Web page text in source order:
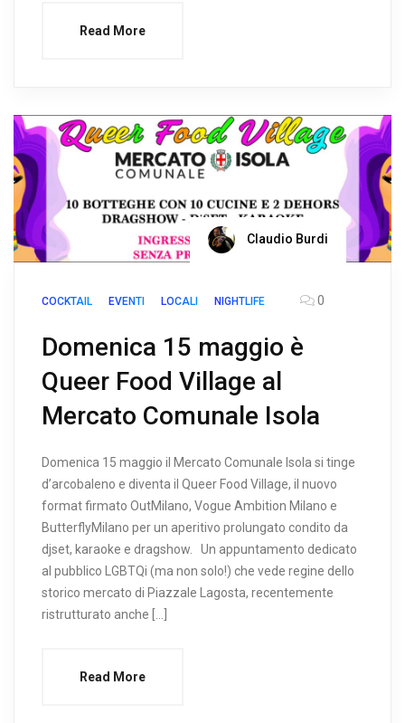
Read More
Claudio Burdi
COCKTAIL EVENTI LOCALI NIGHTLIFE 0
Domenica 15 maggio è
Queer Food Village al
Mercato Comunale Isola
Domenica 15 maggio il Mercato Comunale Isola si tinge
d’arcobaleno e diventa il Queer Food Village, il nuovo
format firmato OutMilano, Vogue Ambition Milano e
ButterflyMilano per un aperitivo prolungato condito da
djset, karaoke e dragshow. Un appuntamento dedicato
al pubblico LGBTQi (ma non solo!) che vede regine dello
storico mercato di Piazzale Lagosta, recentemente
ristrutturato anche […]
Read More